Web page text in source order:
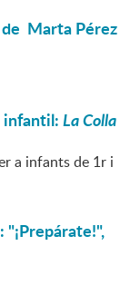
Marta Pérez
infantil:La Colla
a infants de 1r i